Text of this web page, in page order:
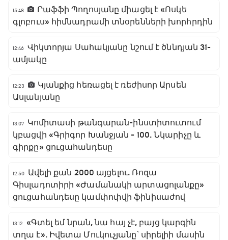
15:48
Րաֆֆի Պողոսյանը միացել է «Ոսկե
գլոբուս» հիմնադրամի տնօրենների խորհրդին
12:46 Վիկտորյա Սահակյանը նշում է ծննդյան 31-
ամյակը
12:23
Կյանքից հեռացել է ռեժիսոր Արսեն
Ասլանյանը
13:07
Կոմիտասի թանգարան-ինստիտուտում
կբացվի «Գրիգոր Խանջյան - 100. Նկարիչը և
գիրքը» ցուցահանդեսը
12:50
Ավելի քան 2000 այցելու. Ռոզա
Գիսլադոտիրի «Ժամանակի արտացոլանքը»
ցուցահանդեսը կամփոփվի ֆինիսաժով
13:12
«Գտել եմ նրան, նա հայ չէ, բայց կարգին
տղա է». Իվետա Մուկուչյանը՝ սիրելիի մասին